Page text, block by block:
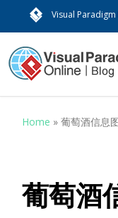
Visual
Home »葡萄酒信息
葡萄酒